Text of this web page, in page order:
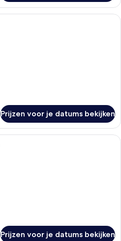
Een moderne hotelkamer met een
Prijzen voor je datums bekijken
Een moderne hotelkamer met een
Prijzen voor je datums bekijken